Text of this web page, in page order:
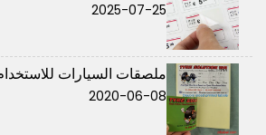
2025-07-25
ملصقات السيارات
2020-06-08